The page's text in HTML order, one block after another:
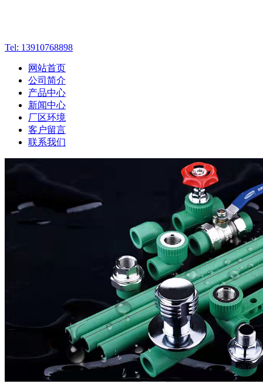
Tel: 13910768898
网站首页
公司简介
产品中心
新闻中心
厂区环境
客户留言
联系我们